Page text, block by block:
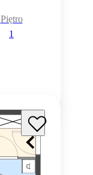
Piętro
1